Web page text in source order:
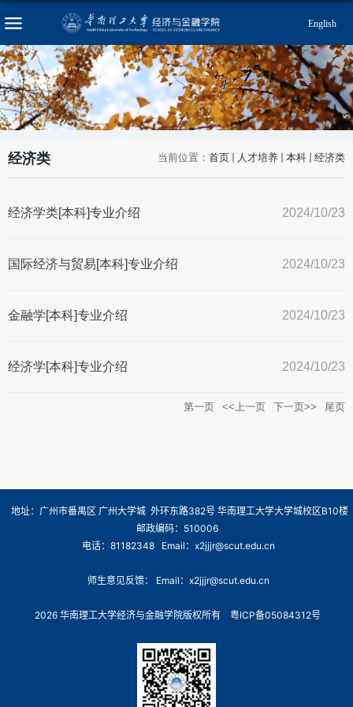
English
当前位置： 首页 人才培养 本科 经济类
经济类
经济学类[本科]专业介绍 2024/10/23
国际经济与贸易[本科]专业介绍 2024/10/23
金融学[本科]专业介绍 2024/10/23
经济学[本科]专业介绍 2024/10/23
第一页 <<上一页 下一页>> 尾页
地址：广州市番禺区 广州大学城 外环东路382号 华南理工大学大学城校区B10楼
邮政编码：510006
电话：81182348 Email：x2jjjr@scut.edu.cn
师生意见反馈： Email：x2jjjr@scut.edu.cn
2026 华南理工大学经济与金融学院版权所有 粤ICP备05084312号